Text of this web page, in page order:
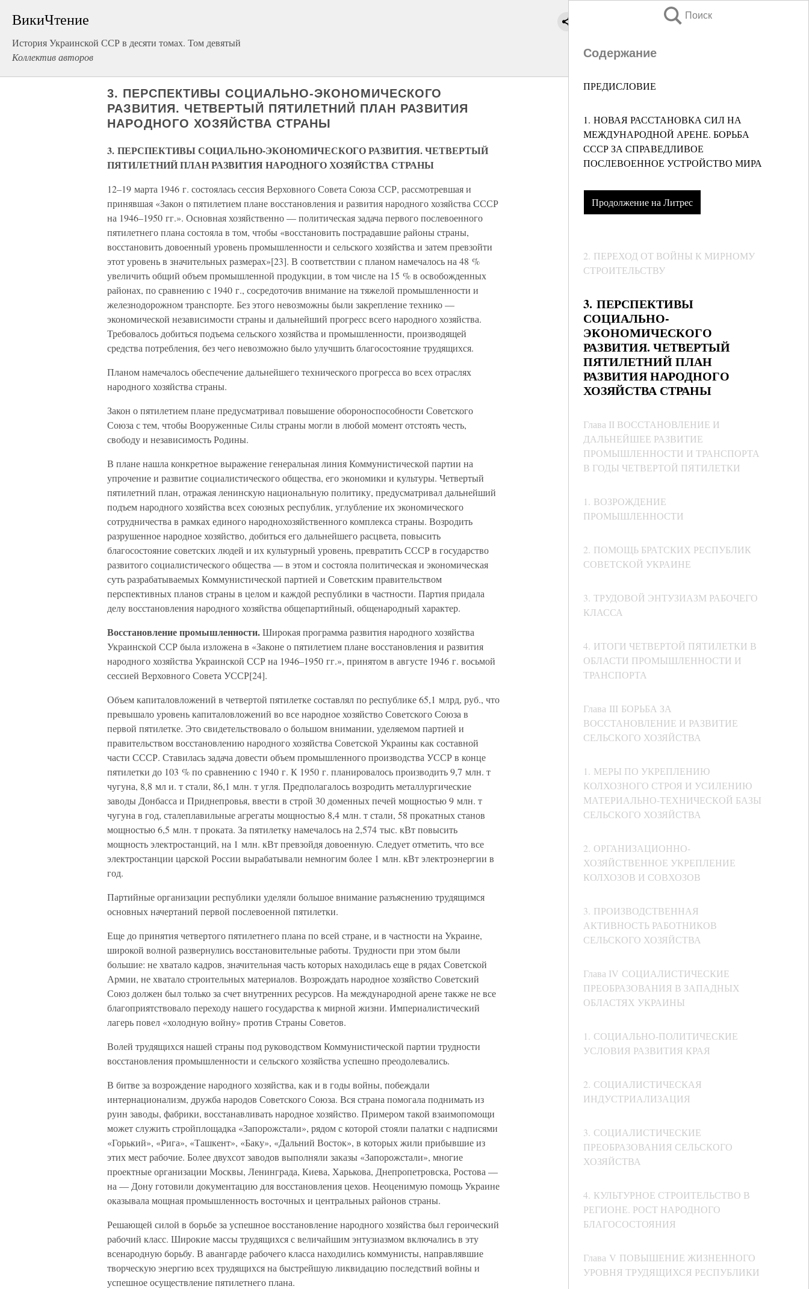
ВикиЧтение
История Украинской ССР в десяти томах. Том девятый
Коллектив авторов
Поиск
Содержание
ПРЕДИСЛОВИЕ
1. НОВАЯ РАССТАНОВКА СИЛ НА
МЕЖДУНАРОДНОЙ АРЕНЕ. БОРЬБА
СССР ЗА СПРАВЕДЛИВОЕ
ПОСЛЕВОЕННОЕ УСТРОЙСТВО МИРА
Продолжение на Литрес
2. ПЕРЕХОД ОТ ВОЙНЫ К МИРНОМУ
СТРОИТЕЛЬСТВУ
3. ПЕРСПЕКТИВЫ
СОЦИАЛЬНО-
ЭКОНОМИЧЕСКОГО
РАЗВИТИЯ. ЧЕТВЕРТЫЙ
ПЯТИЛЕТНИЙ ПЛАН
РАЗВИТИЯ НАРОДНОГО
ХОЗЯЙСТВА СТРАНЫ
Глава ІІ ВОССТАНОВЛЕНИЕ И
ДАЛЬНЕЙШЕЕ РАЗВИТИЕ
ПРОМЫШЛЕННОСТИ И ТРАНСПОРТА
В ГОДЫ ЧЕТВЕРТОЙ ПЯТИЛЕТКИ
1. ВОЗРОЖДЕНИЕ
ПРОМЫШЛЕННОСТИ
2. ПОМОЩЬ БРАТСКИХ РЕСПУБЛИК
СОВЕТСКОЙ УКРАИНЕ
3. ТРУДОВОЙ ЭНТУЗИАЗМ РАБОЧЕГО
КЛАССА
4. ИТОГИ ЧЕТВЕРТОЙ ПЯТИЛЕТКИ В
ОБЛАСТИ ПРОМЫШЛЕННОСТИ И
ТРАНСПОРТА
Глава III БОРЬБА ЗА
ВОССТАНОВЛЕНИЕ И РАЗВИТИЕ
СЕЛЬСКОГО ХОЗЯЙСТВА
1. МЕРЫ ПО УКРЕПЛЕНИЮ
КОЛХОЗНОГО СТРОЯ И УСИЛЕНИЮ
МАТЕРИАЛЬНО-ТЕХНИЧЕСКОЙ БАЗЫ
СЕЛЬСКОГО ХОЗЯЙСТВА
2. ОРГАНИЗАЦИОННО-
ХОЗЯЙСТВЕННОЕ УКРЕПЛЕНИЕ
КОЛХОЗОВ И СОВХОЗОВ
3. ПРОИЗВОДСТВЕННАЯ
АКТИВНОСТЬ РАБОТНИКОВ
СЕЛЬСКОГО ХОЗЯЙСТВА
Глава ІV СОЦИАЛИСТИЧЕСКИЕ
ПРЕОБРАЗОВАНИЯ В ЗАПАДНЫХ
ОБЛАСТЯХ УКРАИНЫ
1. СОЦИАЛЬНО-ПОЛИТИЧЕСКИЕ
УСЛОВИЯ РАЗВИТИЯ КРАЯ
2. СОЦИАЛИСТИЧЕСКАЯ
ИНДУСТРИАЛИЗАЦИЯ
3. СОЦИАЛИСТИЧЕСКИЕ
ПРЕОБРАЗОВАНИЯ СЕЛЬСКОГО
ХОЗЯЙСТВА
4. КУЛЬТУРНОЕ СТРОИТЕЛЬСТВО В
РЕГИОНЕ. РОСТ НАРОДНОГО
БЛАГОСОСТОЯНИЯ
Глава V ПОВЫШЕНИЕ ЖИЗНЕННОГО
УРОВНЯ ТРУДЯЩИХСЯ РЕСПУБЛИКИ
3. ПЕРСПЕКТИВЫ СОЦИАЛЬНО-ЭКОНОМИЧЕСКОГО
РАЗВИТИЯ. ЧЕТВЕРТЫЙ ПЯТИЛЕТНИЙ ПЛАН РАЗВИТИЯ
НАРОДНОГО ХОЗЯЙСТВА СТРАНЫ
3. ПЕРСПЕКТИВЫ СОЦИАЛЬНО-ЭКОНОМИЧЕСКОГО РАЗВИТИЯ. ЧЕТВЕРТЫЙ
ПЯТИЛЕТНИЙ ПЛАН РАЗВИТИЯ НАРОДНОГО ХОЗЯЙСТВА СТРАНЫ
12–19 марта 1946 г. состоялась сессия Верховного Совета Союза ССР, рассмотревшая и
принявшая «Закон о пятилетием плане восстановления и развития народного хозяйства СССР
на 1946–1950 гг.». Основная хозяйственно — политическая задача первого послевоенного
пятилетнего плана состояла в том, чтобы «восстановить пострадавшие районы страны,
восстановить довоенный уровень промышленности и сельского хозяйства и затем превзойти
этот уровень в значительных размерах»[23]. В соответствии с планом намечалось на 48 %
увеличить общий объем промышленной продукции, в том числе на 15 % в освобожденных
районах, по сравнению с 1940 г., сосредоточив внимание на тяжелой промышленности и
железнодорожном транспорте. Без этого невозможны были закрепление технико —
экономической независимости страны и дальнейший прогресс всего народного хозяйства.
Требовалось добиться подъема сельского хозяйства и промышленности, производящей
средства потребления, без чего невозможно было улучшить благосостояние трудящихся.
Планом намечалось обеспечение дальнейшего технического прогресса во всех отраслях
народного хозяйства страны.
Закон о пятилетием плане предусматривал повышение обороноспособности Советского
Союза с тем, чтобы Вооруженные Силы страны могли в любой момент отстоять честь,
свободу и независимость Родины.
В плане нашла конкретное выражение генеральная линия Коммунистической партии на
упрочение и развитие социалистического общества, его экономики и культуры. Четвертый
пятилетний план, отражая ленинскую национальную политику, предусматривал дальнейший
подъем народного хозяйства всех союзных республик, углубление их экономического
сотрудничества в рамках единого народнохозяйственного комплекса страны. Возродить
разрушенное народное хозяйство, добиться его дальнейшего расцвета, повысить
благосостояние советских людей и их культурный уровень, превратить СССР в государство
развитого социалистического общества — в этом и состояла политическая и экономическая
суть разрабатываемых Коммунистической партией и Советским правительством
перспективных планов страны в целом и каждой республики в частности. Партия придала
делу восстановления народного хозяйства общепартийный, общенародный характер.
Восстановление промышленности.Широкая программа развития народного хозяйства
Украинской ССР была изложена в «Законе о пятилетием плане восстановления и развития
народного хозяйства Украинской ССР на 1946–1950 гг.», принятом в августе 1946 г. восьмой
сессией Верховного Совета УССР[24].
Объем капиталовложений в четвертой пятилетке составлял по республике 65,1 млрд, руб., что
превышало уровень капиталовложений во все народное хозяйство Советского Союза в
первой пятилетке. Это свидетельствовало о большом внимании, уделяемом партией и
правительством восстановлению народного хозяйства Советской Украины как составной
части СССР. Ставилась задача довести объем промышленного производства УССР в конце
пятилетки до 103 % по сравнению с 1940 г. К 1950 г. планировалось производить 9,7 млн. т
чугуна, 8,8 мл и. т стали, 86,1 млн. т угля. Предполагалось возродить металлургические
заводы Донбасса и Приднепровья, ввести в строй 30 доменных печей мощностью 9 млн. т
чугуна в год, сталеплавильные агрегаты мощностью 8,4 млн. т стали, 58 прокатных станов
мощностью 6,5 млн. т проката. За пятилетку намечалось на 2,574 тыс. кВт повысить
мощность электростанций, на 1 млн. кВт превзойдя довоенную. Следует отметить, что все
электростанции царской России вырабатывали немногим более 1 млн. кВт электроэнергии в
год.
Партийные организации республики уделяли большое внимание разъяснению трудящимся
основных начертаний первой послевоенной пятилетки.
Еще до принятия четвертого пятилетнего плана по всей стране, и в частности на Украине,
широкой волной развернулись восстановительные работы. Трудности при этом были
большие: не хватало кадров, значительная часть которых находилась еще в рядах Советской
Армии, не хватало строительных материалов. Возрождать народное хозяйство Советский
Союз должен был только за счет внутренних ресурсов. На международной арене также не все
благоприятствовало переходу нашего государства к мирной жизни. Империалистический
лагерь повел «холодную войну» против Страны Советов.
Волей трудящихся нашей страны под руководством Коммунистической партии трудности
восстановления промышленности и сельского хозяйства успешно преодолевались.
В битве за возрождение народного хозяйства, как и в годы войны, побеждали
интернационализм, дружба народов Советского Союза. Вся страна помогала поднимать из
руин заводы, фабрики, восстанавливать народное хозяйство. Примером такой взаимопомощи
может служить стройплощадка «Запорожстали», рядом с которой стояли палатки с надписями
«Горький», «Рига», «Ташкент», «Баку», «Дальний Восток», в которых жили прибывшие из
этих мест рабочие. Более двухсот заводов выполняли заказы «Запорожстали», многие
проектные организации Москвы, Ленинграда, Киева, Харькова, Днепропетровска, Ростова —
на — Дону готовили документацию для восстановления цехов. Неоценимую помощь Украине
оказывала мощная промышленность восточных и центральных районов страны.
Решающей силой в борьбе за успешное восстановление народного хозяйства был героический
рабочий класс. Широкие массы трудящихся с величайшим энтузиазмом включались в эту
всенародную борьбу. В авангарде рабочего класса находились коммунисты, направлявшие
творческую энергию всех трудящихся на быстрейшую ликвидацию последствий войны и
успешное осуществление пятилетнего плана.